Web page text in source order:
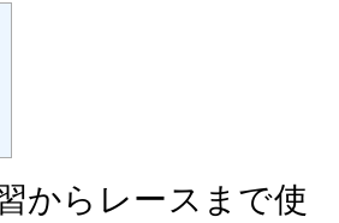
からレースまで使